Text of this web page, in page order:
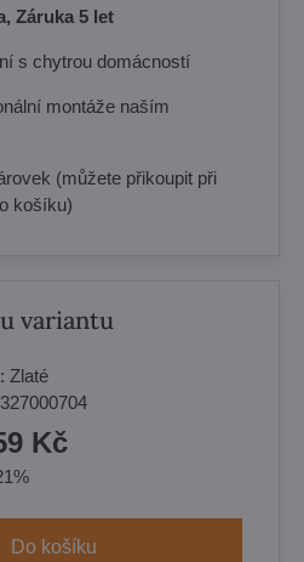
Záruka 5 let
s chytrou domácností
montáže naším
(můžete přikoupit při
košíku)
variantu
Zlaté
Kč
Do košíku